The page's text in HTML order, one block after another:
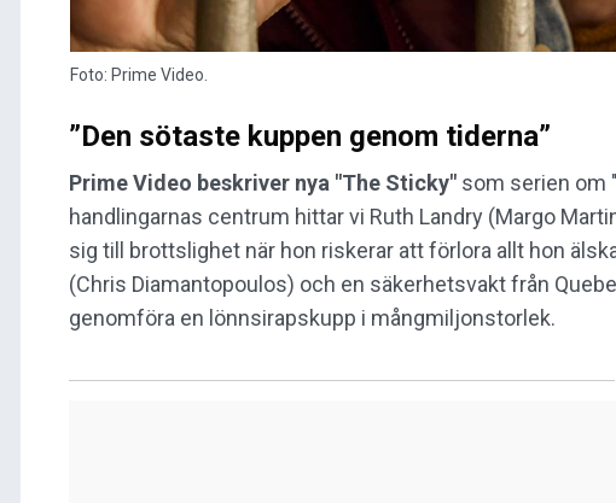
Foto: Prime Video.
”Den sötaste kuppen genom tiderna”
Prime Video beskriver nya "The Sticky" som serien om
handlingarnas centrum hittar vi Ruth Landry (Margo
sig till brottslighet när hon riskerar att förlora allt hon
(Chris Diamantopoulos) och en säkerhetsvakt från
genomföra en lönnsirapskupp i mångmiljonstorlek.